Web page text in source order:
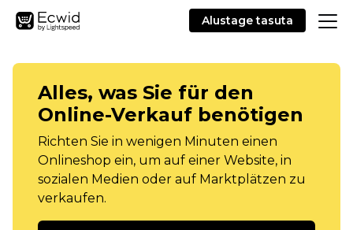
Alustage tasuta
Alles, was Sie für den
Online-Verkauf benötigen
Richten Sie in wenigen Minuten einen
Onlineshop ein, um auf einer Website, in
sozialen Medien oder auf Marktplätzen zu
verkaufen.